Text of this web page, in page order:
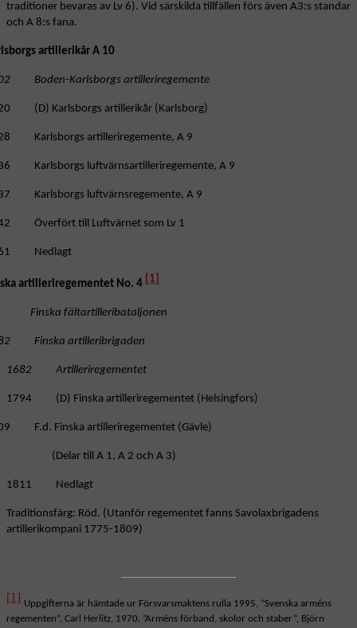
traditioner bevaras av Lv 6). Vid särskilda tillfällen förs även A3:s standar
och A 8:s fana.
artillerikår A 10
Boden-Karlsborgs artilleriregemente
(D) Karlsborgs artillerikår (Karlsborg)
Karlsborgs artilleriregemente, A 9
Karlsborgs luftvärnsartilleriregemente, A 9
Karlsborgs luftvärnsregemente, A 9
Överfört till Luftvärnet som Lv 1
Nedlagt
artilleriregementet No. 4 [1]
fältartilleribataljonen
Finska artilleribrigaden
1682 Artilleriregementet
1794 (D) Finska artilleriregementet (Helsingfors)
F.d. Finska artilleriregementet (Gävle)
(Delar till A 1, A 2 och A 3)
1811 Nedlagt
Traditionsfärg: Röd. (Utanför regementet fanns Savolaxbrigadens
artillerikompani 1775-1809)
[1] Uppgifterna är hämtade ur Försvarsmaktens rulla 1995, ”Svenska arméns
regementen”, Carl Herlitz, 1970, ”Arméns förband, skolor och staber”, Björn